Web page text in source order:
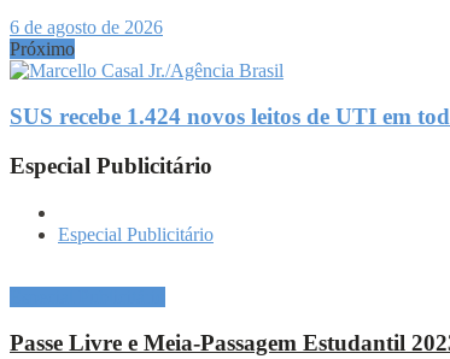
6 de agosto de 2026
Próximo
SUS recebe 1.424 novos leitos de UTI em
Especial Publicitário
Especial Publicitário
Passe Livre e Meia-Passagem Estudantil